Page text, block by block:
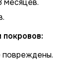
месяцев.
повреждены.